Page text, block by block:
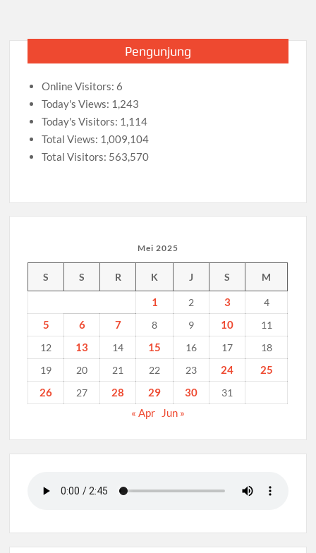
Pengunjung
Online Visitors: 6
Today's Views: 1,243
Today's Visitors: 1,114
Total Views: 1,009,104
Total Visitors: 563,570
Mei 2025
S S R K J S M
1 2 3 4
5 6 7 8 9 10
11
12
13 14 15 16 17
18
19
20 21 22 23 24
25
26
27 28 29 30 31
« Apr Jun »